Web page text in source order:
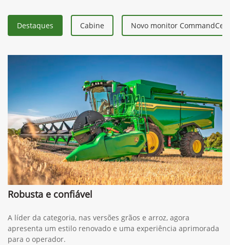
Destaques Cabine Novo monitor
Robusta e confiável
A líder da categoria, nas versões grãos e arroz, agora
apresenta um estilo renovado e uma experiência aprimorada
para o operador.